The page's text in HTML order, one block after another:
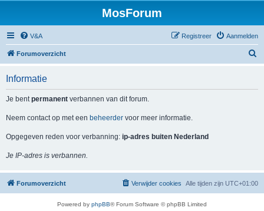
MosForum
V&A Aanmelden
Registreer
Forumoverzicht
Informatie
Je bentpermanent verbannen van dit forum.
Neem contact op met een beheerder voor meer informatie.
Opgegeven reden voor verbanning: ip-adres buiten Nederland
Je IP-adres is verbannen.
Forumoverzicht Alle tijden zijn UTC+01:00
Verwijder cookies
Powered by phpBB® Forum Software © phpBB Limited